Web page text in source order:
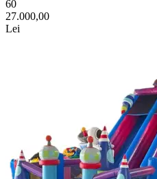
60
27.000,00
Lei